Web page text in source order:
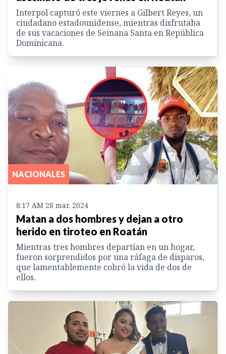
Interpol capturó este viernes a Gilbert Reyes, un
ciudadano estadounidense, mientras disfrutaba
de sus vacaciones de Semana Santa en República
Dominicana.
NACIONALES
8:17 AM 28 mar. 2024
Matan a dos hombres y dejan a otro
herido en tiroteo en Roatán
Mientras tres hombres departían en un hogar,
fueron sorprendidos por una ráfaga de disparos,
que lamentablemente cobró la vida de dos de
ellos.